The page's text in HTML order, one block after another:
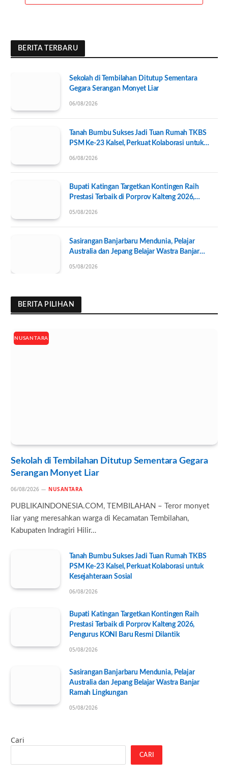
BERITA TERBARU
Sekolah di Tembilahan Ditutup Sementara
Gegara Serangan Monyet Liar
06/08/2026
Tanah Bumbu Sukses Jadi Tuan Rumah TKBS
PSM Ke-23 Kalsel, Perkuat Kolaborasi untuk
06/08/2026
Bupati Katingan Targetkan Kontingen Raih
Prestasi Terbaik di Porprov Kalteng 2026,
05/08/2026
Sasirangan Banjarbaru Mendunia, Pelajar
Australia dan Jepang Belajar Wastra Banjar
05/08/2026
BERITA PILIHAN
NUSANTARA
Sekolah di Tembilahan Ditutup Sementara Gegara
Serangan Monyet Liar
06/08/2026 NUSANTARA
PUBLIKAINDONESIA.COM, TEMBILAHAN – Teror monyet
liar yang meresahkan warga di Kecamatan Tembilahan,
Kabupaten Indragiri Hilir…
Tanah Bumbu Sukses Jadi Tuan Rumah TKBS
PSM Ke-23 Kalsel, Perkuat Kolaborasi untuk
Kesejahteraan Sosial
06/08/2026
Bupati Katingan Targetkan Kontingen Raih
Prestasi Terbaik di Porprov Kalteng 2026,
Pengurus KONI Baru Resmi Dilantik
05/08/2026
Sasirangan Banjarbaru Mendunia, Pelajar
Australia dan Jepang Belajar Wastra Banjar
Ramah Lingkungan
05/08/2026
Cari
CARI